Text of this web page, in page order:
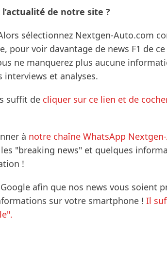
de notre site ?
sélectionnez Nextgen-Auto.com
pour voir davantage de news F1 de
ne manquerez plus aucune
et analyses.
suffit de cliquer sur ce lien et de
à notre chaîne WhatsApp
"breaking news" et quelques
!
afin que nos news vous soient
sur votre smartphone ! Il